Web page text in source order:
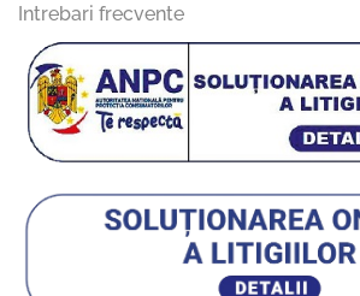
Intrebari frecvente